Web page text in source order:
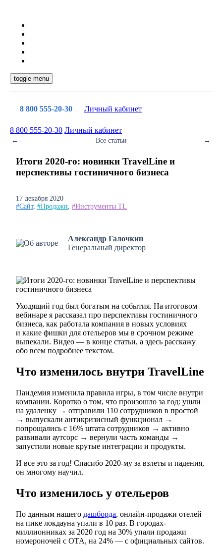
toggle menu
8 800 555-20-30 Личный кабинет
8 800 555-20-30 Личный кабинет
← Все статьи →
Итоги 2020-го: новинки TravelLine и
перспективы гостиничного бизнеса
17 декабря 2020
#Сайт, #Продажи, #Инструменты TL
Александр Галочкин
Генеральный директор
Уходящий год был богатым на события. На итоговом
вебинаре я рассказал про перспективы гостиничного
бизнеса, как работала компания в новых условиях
и какие фишки для отельеров мы в срочном режиме
выпекали. Видео — в конце статьи, а здесь расскажу
обо всем подробнее текстом.
Что изменилось внутри TravelLine
Пандемия изменила правила игры, в том числе внутри
компании. Коротко о том, что произошло за год: ушли
на удаленку → отправили 110 сотрудников в простой
→ выпускали антикризисный функционал →
попрощались с 16% штата сотрудников → активно
развивали аутсорс → вернули часть команды →
запустили новые крутые интеграции и продукты.
И все это за год! Спасибо 2020-му за взлеты и падения,
он многому научил.
Что изменилось у отельеров
По данным нашего дашборда, онлайн-продажи отелей
на пике локдауна упали в 10 раз. В городах-
миллионниках за 2020 год на 30% упали продажи
номероночей с ОТА, на 24% — с официальных сайтов.